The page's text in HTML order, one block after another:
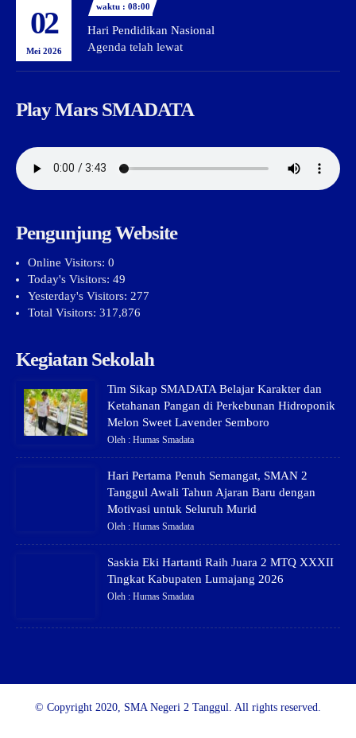
02
Mei 2026
waktu : 08:00
Hari Pendidikan Nasional
Agenda telah lewat
Play Mars SMADATA
Pengunjung Website
Online Visitors: 0
Today's Visitors: 49
Yesterday's Visitors: 277
Total Visitors: 317,876
Kegiatan Sekolah
Tim Sikap SMADATA Belajar Karakter dan
Ketahanan Pangan di Perkebunan Hidroponik
Melon Sweet Lavender Semboro
Oleh : Humas Smadata
Hari Pertama Penuh Semangat, SMAN 2
Tanggul Awali Tahun Ajaran Baru dengan
Motivasi untuk Seluruh Murid
Oleh : Humas Smadata
Saskia Eki Hartanti Raih Juara 2 MTQ XXXII
Tingkat Kabupaten Lumajang 2026
Oleh : Humas Smadata
© Copyright 2020, SMA Negeri 2 Tanggul. All rights reserved.